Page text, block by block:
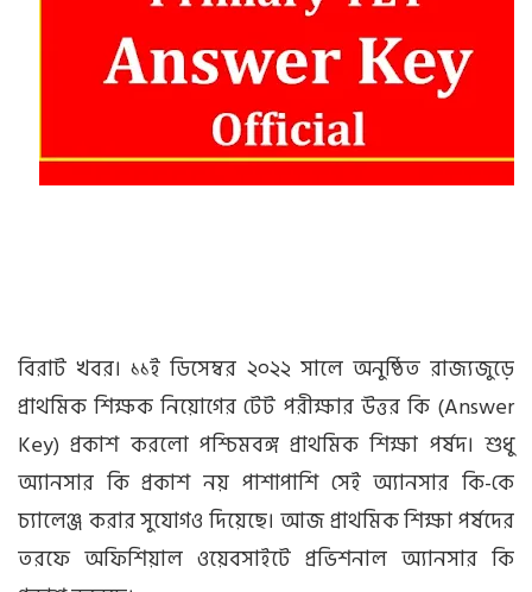
বিরাট খবর। ১১ই ডিসেম্বর ২০২২ সালে অনুষ্ঠিত রাজ্যজুড়ে
প্রাথমিক শিক্ষক নিয়োগের টেট পরীক্ষার উত্তর কি (Answer
Key) প্রকাশ করলো পশ্চিমবঙ্গ প্রাথমিক শিক্ষা পর্ষদ। শুধু
অ্যানসার কি প্রকাশ নয় পাশাপাশি সেই অ্যানসার কি-কে
চ্যালেঞ্জ করার সুযোগও দিয়েছে। আজ প্রাথমিক শিক্ষা পর্ষদের
তরফে অফিশিয়াল ওয়েবসাইটে প্রভিশনাল অ্যানসার কি